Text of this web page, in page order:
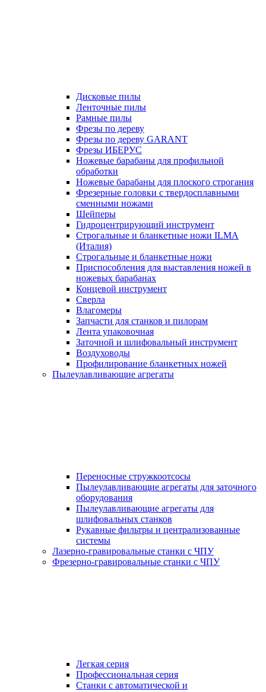
Дисковые пилы
Ленточные пилы
Рамные пилы
Фрезы по дереву
Фрезы по дереву GARANT
Фрезы ИБЕРУС
Ножевые барабаны для профильной
обработки
Ножевые барабаны для плоского строгания
Фрезерные головки с твердосплавными
сменными ножами
Шейперы
Гидроцентрирующий инструмент
Строгальные и бланкетные ножи ILMA
(Италия)
Cтрогальные и бланкетные ножи
Приспособления для выставления ножей в
ножевых барабанах
Концевой инструмент
Сверла
Влагомеры
Запчасти для станков и пилорам
Лента упаковочная
Заточной и шлифовальный инструмент
Воздуховоды
Профилирование бланкетных ножей
Пылеулавливающие агрегаты
Переносные стружкоотсосы
Пылеулавливающие агрегаты для заточного
оборудования
Пылеулавливающие агрегаты для
шлифовальных станков
Рукавные фильтры и централизованные
системы
Лазерно-гравировальные станки с ЧПУ
Фрезерно-гравировальные станки с ЧПУ
Легкая серия
Профессиональная серия
Станки с автоматической и